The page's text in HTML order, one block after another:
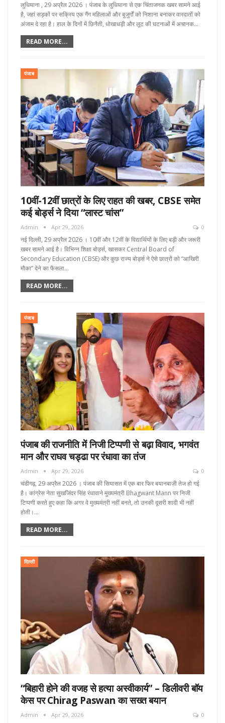
लुधियाना , 29 अप्रैल 2026 । पंजाब के लुधियाना से एक चिंताजनक खबर सामने आई
है, जहां सड़कों पर सक्रिय एक गैंग महिलाओं और बुजुर्गों को निशाना बनाकर वारदातों को
अंजाम दे रहा है। हाल के दिनों में छिनैती, धोखाधड़ी और लूट की घटनाओं में अचानक…
READ MORE...
पंजाब
10वीं-12वीं छात्रों के लिए राहत की खबर, CBSE समेत
कई बोर्ड्स ने दिया “लास्ट चांस”
Admin Apr 29, 2026 0
नई दिल्ली, 29 अप्रैल 2026 । 10वीं और 12वीं के विद्यार्थियों के लिए बड़ी और जरूरी
खबर सामने आई है। विभिन्न शिक्षा बोर्ड्स, खासकर Central Board of
Secondary Education (CBSE) और कुछ राज्य बोर्ड्स ने ऐसे छात्रों को “आखिरी
मौका” देने का फैसला…
READ MORE...
पंजाब
पंजाब की राजनीति में निजी टिप्पणी से बढ़ा विवाद, भगवंत
मान और राघव चड्ढा पर रंधावा का तंज
Admin Apr 29, 2026 0
चंडीगढ़, 29 अप्रैल 2026 । पंजाब की सियासत में एक बार फिर बयानबाज़ी तेज हो गई
है। कांग्रेस नेता सुखजिंदर सिंह रंधावाने मुख्यमंत्री Bhagwant Mann पर निजी
टिप्पणी करते हुए कहा कि अगर वे मुख्यमंत्री नहीं बनते, तो उनकी दूसरी शादी भी नहीं
होती।…
READ MORE...
दिल्ली
“बिहारी होने की वजह से हत्या अस्वीकार्य” – डिलीवरी बॉय
केस पर Chirag Paswan का सख्त बयान
Admin Apr 29, 2026 0